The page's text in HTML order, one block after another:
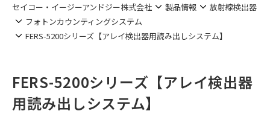
セイコー・イージーアンドジー株式会社 製品情報
放射線検出器
フォトンカウンティングシステム
FERS-5200シリーズ【アレイ検出器用読み出しシステム】
FERS-5200シリーズ【アレイ検出器
用読み出しシステム】